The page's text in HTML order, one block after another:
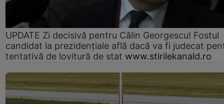
UPDATE Zi decisivă pentru Călin Georgescu! Fostul
candidat la prezidențiale află dacă va fi judecat
tentativă de lovitură de stat www.stirilekanald.ro